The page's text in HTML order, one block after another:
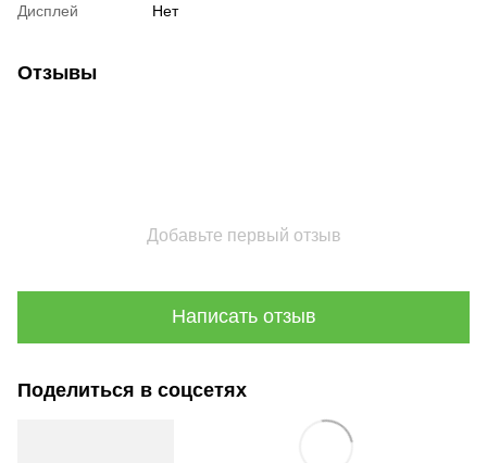
Дисплей Нет
Отзывы
Добавьте первый отзыв
Написать отзыв
Поделиться в соцсетях